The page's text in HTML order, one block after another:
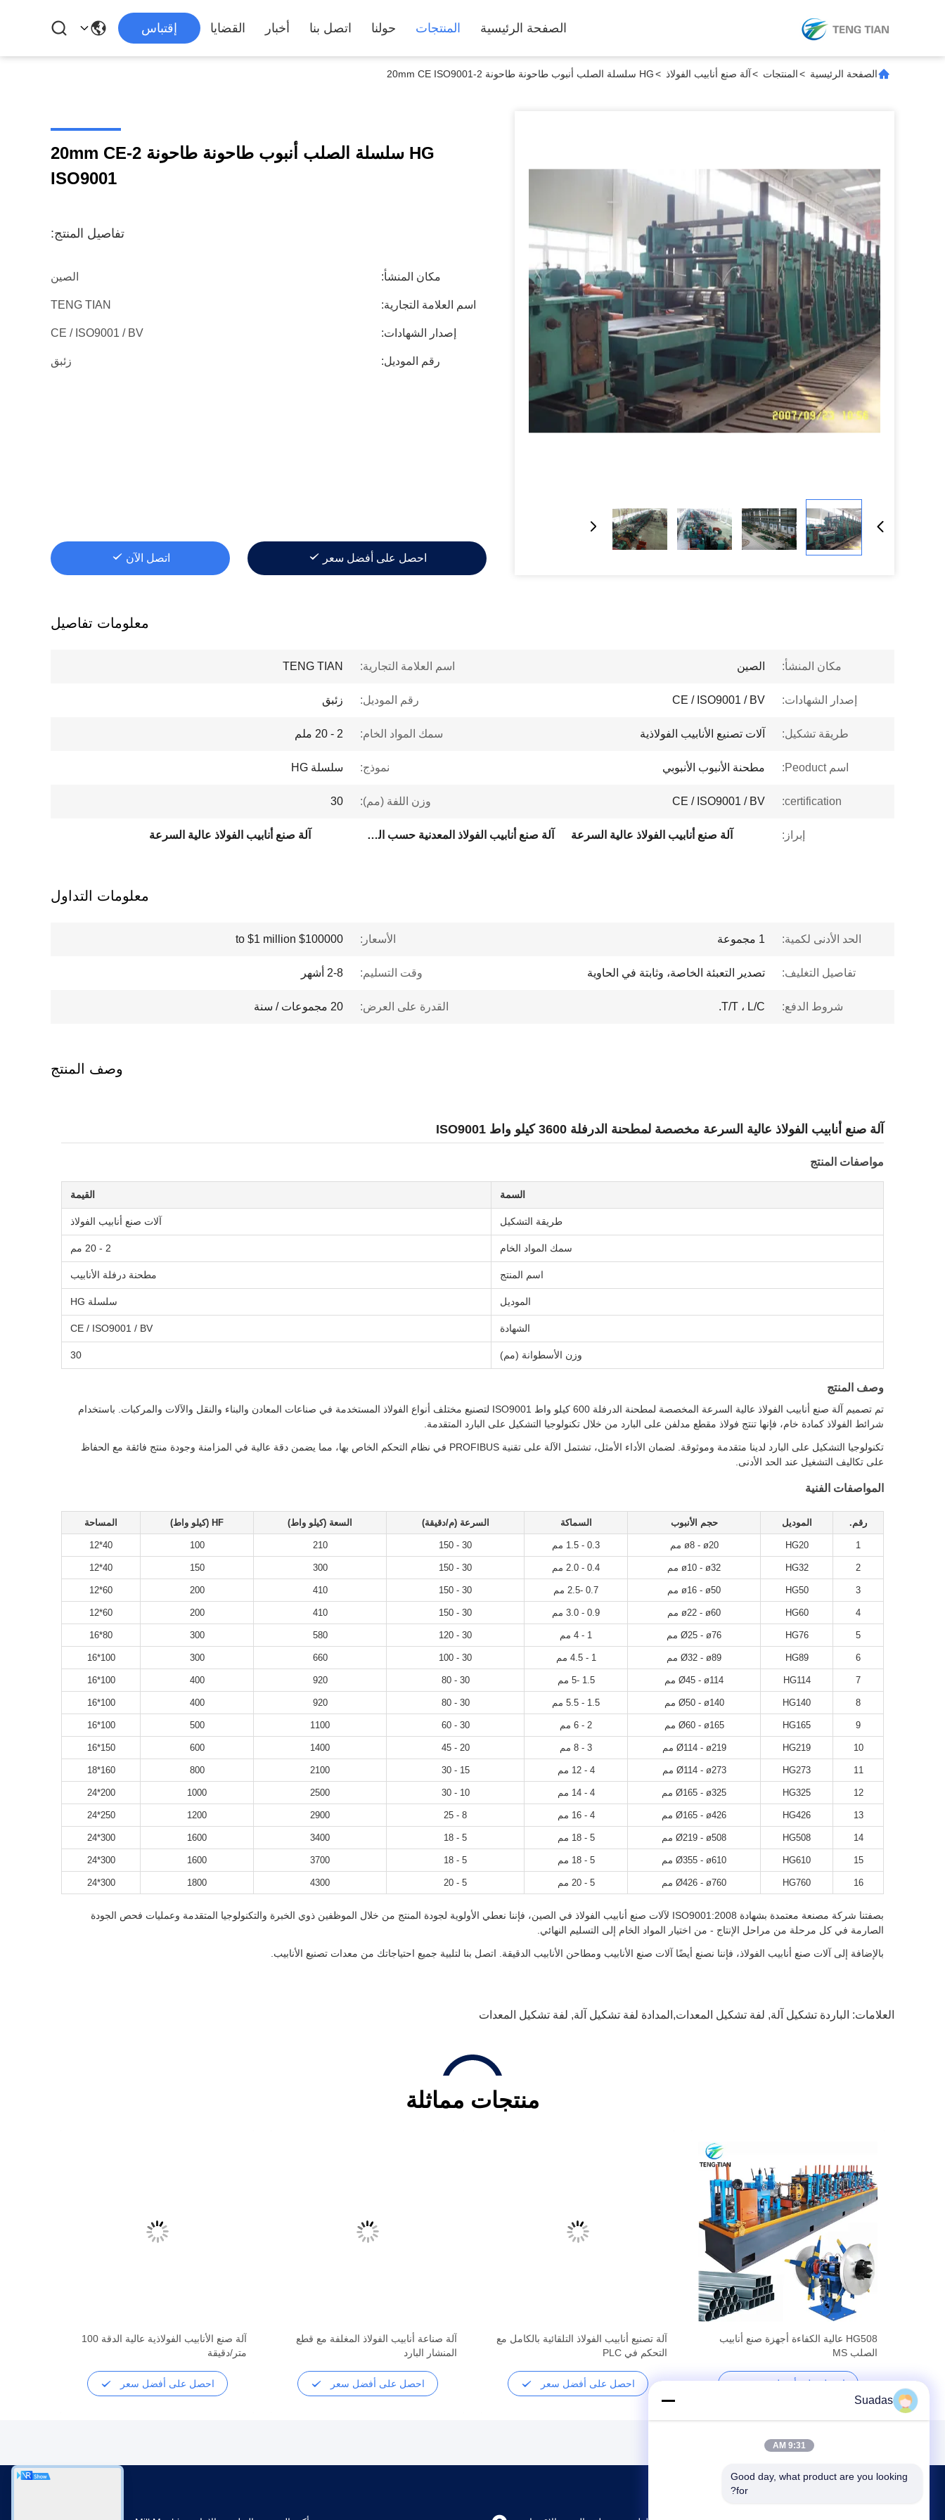
الصفحة الرئيسية المنتجات حولنا اتصل بنا أخبار القضايا إقتباس
الصفحة الرئيسية >المنتجات >آلة صنع أنابيب الفولاذ >HG سلسلة الصلب أنبوب طاحونة طاحونة 2-20mm CE ISO9001
HG سلسلة الصلب أنبوب طاحونة طاحونة 2-20mm CE
ISO9001
تفاصيل المنتج:
مكان المنشأ: الصين
اسم العلامة التجارية: TENG TIAN
إصدار الشهادات: CE / ISO9001 / BV
رقم الموديل: زئبق
احصل على أفضل سعر اتصل الآن
معلومات تفاصيل
مكان المنشأ: الصين اسم العلامة التجارية: TENG TIAN
إصدار الشهادات: CE / ISO9001 / BV رقم الموديل: زئبق
طريقة تشكيل: آلات تصنيع الأنابيب الفولاذية سمك المواد الخام: 2 - 20 ملم
اسم Peoduct: مطحنة الأنبوب الأنبوبي نموذج: سلسلة HG
certification:
CE / ISO9001 / BV وزن اللفة (مم): 30
إبراز: آلة صنع أنابيب الفولاذ عالية السرعة آلة صنع أنابيب الفولاذ المعدنية حسب الطلب آلة صنع أنابيب الفولاذ عالية السرعة
معلومات التداول
الحد الأدنى لكمية: 1 مجموعة الأسعار: $100000 to $1 million
تفاصيل التغليف: تصدير التعبئة الخاصة، وثابتة في الحاوية وقت التسليم: 2-8 أشهر
شروط الدفع: T/T ، L/C. القدرة على العرض: 20 مجموعات / سنة
وصف المنتج
آلة صنع أنابيب الفولاذ عالية السرعة مخصصة لمطحنة الدرفلة 3600 كيلو واط ISO9001
مواصفات المنتج
السمة القيمة
طريقة التشكيل آلات صنع أنابيب الفولاذ
سمك المواد الخام 2 - 20 مم
اسم المنتج مطحنة درفلة الأنابيب
الموديل سلسلة HG
الشهادة CE / ISO9001 / BV
وزن الأسطوانة (مم) 30
وصف المنتج
تم تصميم آلة صنع أنابيب الفولاذ عالية السرعة المخصصة لمطحنة الدرفلة 600 كيلو واط ISO9001 لتصنيع مختلف أنواع الفولاذ المستخدمة في صناعات المعادن والبناء والنقل والآلات والمركبات. باستخدام
شرائط الفولاذ كمادة خام، فإنها تنتج فولاذ مقطع مدلفن على البارد من خلال تكنولوجيا التشكيل على البارد المتقدمة.
تكنولوجيا التشكيل على البارد لدينا متقدمة وموثوقة. لضمان الأداء الأمثل، تشتمل الآلة على تقنية PROFIBUS في نظام التحكم الخاص بها، مما يضمن دقة عالية في المزامنة وجودة منتج فائقة مع الحفاظ
على تكاليف التشغيل عند الحد الأدنى.
المواصفات الفنية
رقم. الموديل حجم الأنبوب السماكة السرعة (م/دقيقة) السعة (كيلو واط) HF (كيلو واط) المساحة
1
HG20 ø8 - ø20 مم 0.3 - 1.5 مم 30 - 150
210
100
40*12
2
HG32 ø10 - ø32 مم 0.4 - 2.0 مم 30 - 150
300
150
40*12
3
HG50 ø16 - ø50 مم 0.7 -2.5 مم 30 - 150
410
200
60*12
4
HG60 ø22 - ø60 مم 0.9 - 3.0 مم 30 - 150
410
200
60*12
5
HG76 Ø25 - ø76 مم 1 - 4 مم 30 - 120
580
300
80*16
6
HG89 Ø32 - ø89 مم 1 - 4.5 مم 30 - 100
660
300
100*16
7
HG114 Ø45 - ø114 مم 1.5 -5 مم 30 - 80
920
400
100*16
8
HG140 Ø50 - ø140 مم 1.5 - 5.5 مم 30 - 80
920
400
100*16
9
HG165 Ø60 - ø165 مم 2 - 6 مم 30 - 60
1100
500
100*16
10
HG219 Ø114 - ø219 مم 3 - 8 مم 20 - 45
1400
600
150*16
11
HG273 Ø114 - ø273 مم 4 - 12 مم 15 - 30
2100
800
160*18
12
HG325 Ø165 - ø325 مم 4 - 14 مم 10 - 30
2500
1000
200*24
13
HG426 Ø165 - ø426 مم 4 - 16 مم 8 - 25
2900
1200
250*24
14
HG508 Ø219 - ø508 مم 5 - 18 مم 5 - 18
3400
1600
300*24
15
HG610 Ø355 - ø610 مم 5 - 18 مم 5 - 18
3700
1600
300*24
16
HG760 Ø426 - ø760 مم 5 - 20 مم 5 - 20
4300
1800
300*24
بصفتنا شركة مصنعة معتمدة بشهادة ISO9001:2008 لآلات صنع أنابيب الفولاذ في الصين، فإننا نعطي الأولوية لجودة المنتج من خلال الموظفين ذوي الخبرة والتكنولوجيا المتقدمة وعمليات فحص الجودة
الصارمة في كل مرحلة من مراحل الإنتاج - من اختيار المواد الخام إلى التسليم النهائي.
بالإضافة إلى آلات صنع أنابيب الفولاذ، فإننا نصنع أيضًا آلات صنع الأنابيب ومطاحن الأنابيب الدقيقة. اتصل بنا لتلبية جميع احتياجاتك من معدات تصنيع الأنابيب.
العلامات: الباردة تشكيل آلة, لفة تشكيل المعدات,المدادة لفة تشكيل آلة, لفة تشكيل المعدات
منتجات مماثلة
HG508 عالية الكفاءة أجهزة صنع أنابيب
الصلب MS
احصل على أفضل سعر
آلة تصنيع أنابيب الفولاذ التلقائية بالكامل مع
التحكم في PLC
احصل على أفضل سعر
آلة صناعة أنابيب الفولاذ المغلفة مع قطع
المنشار البارد
احصل على أفضل سعر
آلة صنع الأنابيب الفولاذية عالية الدقة 100
متر/دقيقة
احصل على أفضل سعر
Suadas
9:31 AM
Good day, what product are you looking
for?